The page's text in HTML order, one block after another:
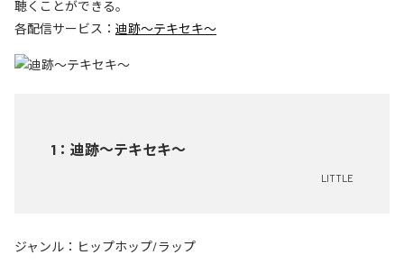
聴くことができる。
各配信サービス： 迪跡〜テキセキ〜
1 ： 迪跡〜テキセキ〜
LITTLE
ジャンル： ヒップホップ/ラップ